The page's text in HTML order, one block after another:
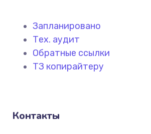
Запланировано
Тех. аудит
Обратные ссылки
ТЗ копирайтеру
Контакты